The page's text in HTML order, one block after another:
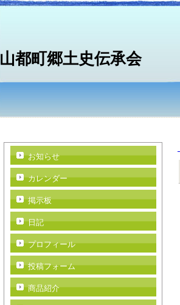
山都町郷土史伝承会
お知らせ
カレンダー
掲示板
日記
プロフィール
投稿フォーム
商品紹介